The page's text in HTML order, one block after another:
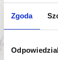
Zgoda